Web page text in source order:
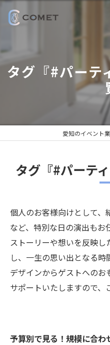
タグ『#パーテ
愛知のイベント
タグ『#パーテ
個人のお客様向けとして、
など、特別な日の演出もお
ストーリーや想いを反映
し、一生の思い出となる
デザインからゲストへのお
サポートいたしますので、
予算別で見る！規模に合わ